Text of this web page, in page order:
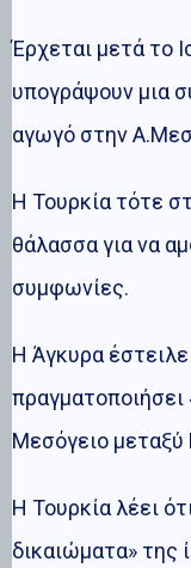
Έρχεται μετά το
υπογράψουν μια
αγωγό στην
Η Τουρκία τότε
θάλασσα για να
συμφωνίες.
Η Άγκυρα έστειλε
Μεσόγειο μεταξύ
Η Τουρκία λέει
δικαιώματα» της